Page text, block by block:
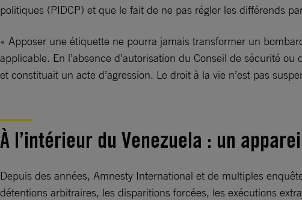
politiques (PIDCP) et que le fait de ne pas régler les différends
« Apposer une étiquette ne pourra jamais transformer un
applicable. En l’absence d’autorisation du Conseil de sécurité
et constituait un acte d’agression. Le droit à la vie n’est pas
À l’intérieur du Venezuela : un
Depuis des années, Amnesty International et de multiples
détentions arbitraires, les disparitions forcées, les exécutions